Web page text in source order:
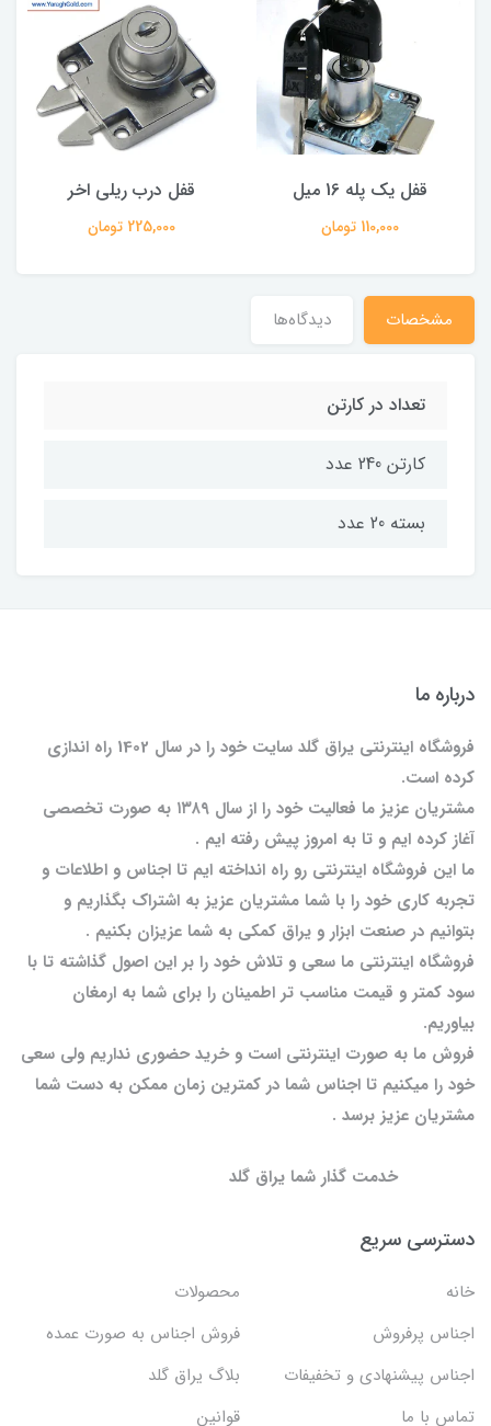
قفل یک پله 16 میل
110,000 تومان
قفل درب ریلی اخر
225,000 تومان
مشخصات دیدگاه‌ها
تعداد در کارتن
کارتن 240 عدد
بسته 20 عدد
درباره ما
فروشگاه اینترنتی یراق گلد سایت خود را در سال 1402 راه اندازی
کرده است.
مشتریان عزیز ما فعالیت خود را از سال ۱۳۸۹ به صورت تخصصی
آغاز کرده ایم و تا به امروز پیش رفته ایم .
ما این فروشگاه اینترنتی رو راه انداخته ایم تا اجناس و اطلاعات و
تجربه کاری خود را با شما مشتریان عزیز به اشتراک بگذاریم و
بتوانیم در صنعت ابزار و یراق کمکی به شما عزیزان بکنیم .
فروشگاه اینترنتی ما سعی و تلاش خود را بر این اصول گذاشته تا با
سود کمتر و قیمت مناسب تر اطمینان را برای شما به ارمغان
بیاوریم.
فروش ما به صورت اینترنتی است و خرید حضوری نداریم ولی سعی
خود را میکنیم تا اجناس شما در کمترین زمان ممکن به دست شما
مشتریان عزیز برسد .
خدمت گذار شما یراق گلد
دسترسی سریع
خانه
محصولات
اجناس پرفروش
فروش اجناس به صورت عمده
اجناس پیشنهادی و تخفیفات
بلاگ یراق گلد
تماس با ما
قوانین